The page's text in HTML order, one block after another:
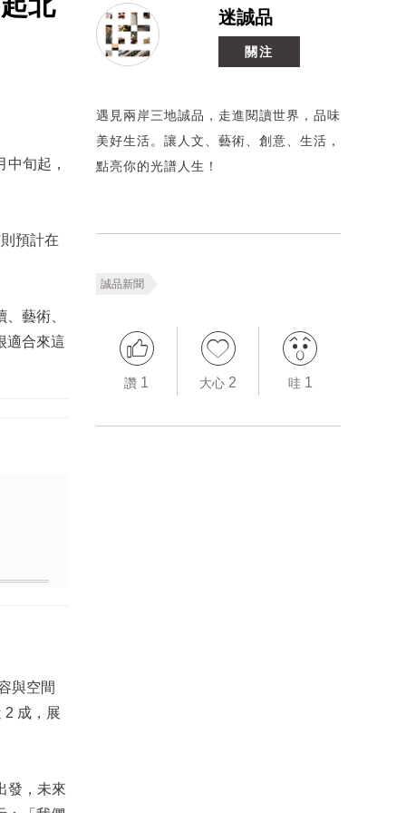
旬起，
預計在
、藝術、
適合來這
與空間
2 成，展
發，未來
迷誠品
關注
遇見兩岸三地誠品，走進閱讀世界，品味
美好生活。讓人文、藝術、創意、生活，
點亮你的光譜人生！
誠品新聞
讚 1 大心 2 哇 1